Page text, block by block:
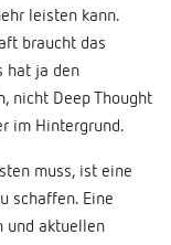
leisten kann.
braucht das
hat ja den
nicht Deep Thought
im Hintergrund.
muss, ist eine
schaffen. Eine
und aktuellen